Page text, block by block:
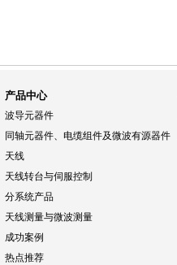
产品中心
波导元器件
同轴元器件、电缆组件及微波有源器件
天线
天线转台与伺服控制
分系统产品
天线测量与微波测量
成功案例
热点推荐